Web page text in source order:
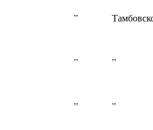
”
” ”
” ”